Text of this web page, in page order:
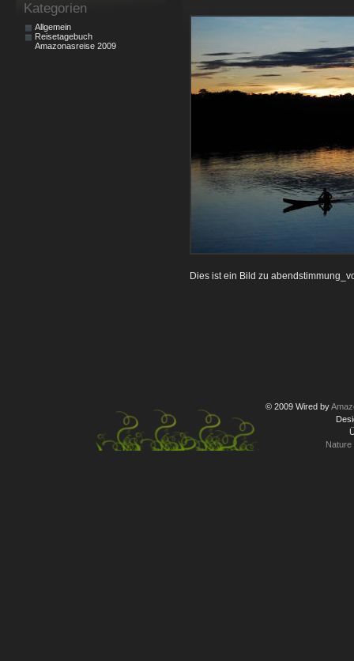
Dies ist ein Bild zu
Kategorien
Allgemein
Reisetagebuch
Amazonasreise 2009
© 2009 Wired by
Nature